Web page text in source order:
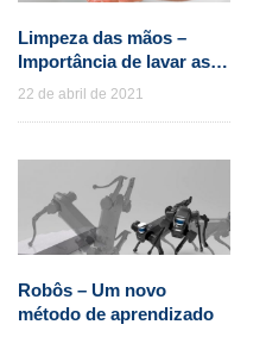
Limpeza das mãos –
Importância de lavar as…
22 de abril de 2021
Robôs – Um novo
método de aprendizado